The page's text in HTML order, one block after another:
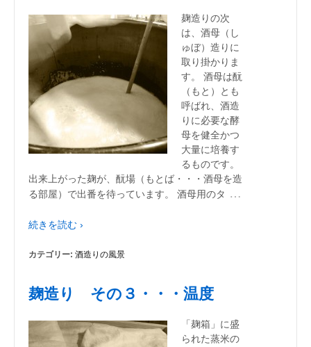
麹造りの次
は、酒母（し
ゅぼ）造りに
取り掛かりま
す。 酒母は酛
（もと）とも
呼ばれ、酒造
りに必要な酵
母を健全かつ
大量に培養す
るものです。
出来上がった麹が、酛場（もとば・・・酒母を造
る部屋）で出番を待っています。 酒母用のタ …
続きを読む ›
カテゴリー: 酒造りの風景
麹造り その３・・・温度
「麹箱」に盛
られた蒸米の